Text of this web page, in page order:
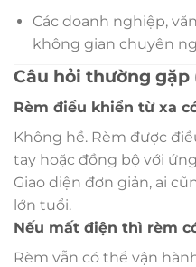
Các doanh nghiệp,
không gian chuyên
Câu hỏi thường gặp
Rèm điều khiển từ xa
Không hề. Rèm được
tay hoặc đồng bộ với
Giao diện đơn giản, ai
lớn tuổi.
Nếu mất điện thì rèm
Rèm vẫn có thể vận